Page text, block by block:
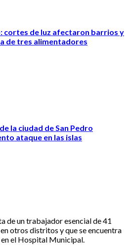
cortes de luz afectaron barrios y
de tres alimentadores
la ciudad de San Pedro
ataque en las islas
de un trabajador esencial de 41
otros distritos y que se encuentra
el Hospital Municipal.